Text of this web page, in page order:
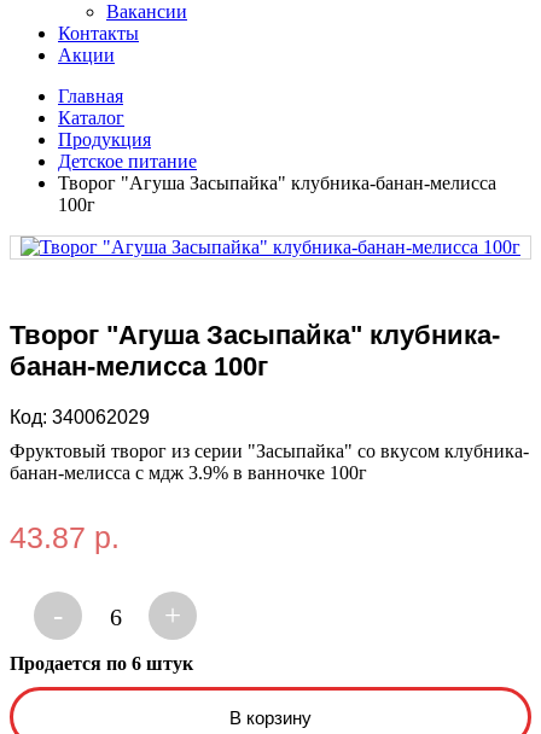
Вакансии
Контакты
Акции
Главная
Каталог
Продукция
Детское питание
Творог "Агуша Засыпайка" клубника-банан-мелисса
100г
Творог "Агуша Засыпайка" клубника-
банан-мелисса 100г
Код: 340062029
Фруктовый творог из серии "Засыпайка" со вкусом клубника-
банан-мелисса с мдж 3.9% в ванночке 100г
43.87 р.
- 6 +
Продается по 6 штук